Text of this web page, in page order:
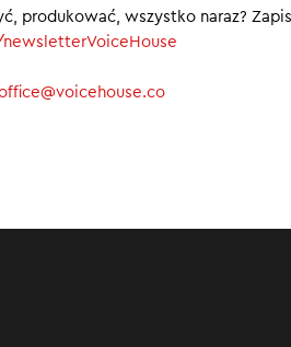
produkować, wszystko naraz?